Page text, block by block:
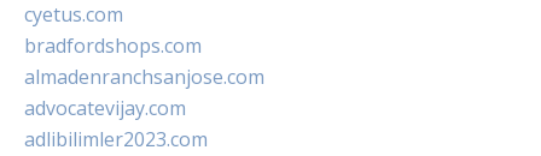
cyetus.com
bradfordshops.com
almadenranchsanjose.com
advocatevijay.com
adlibilimler2023.com